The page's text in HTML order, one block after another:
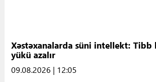
Xəstəxanalarda süni intellekt: Tibb
yükü azalır
09.08.2026 | 12:05